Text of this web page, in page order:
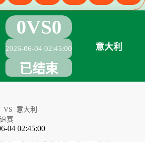
0VS0
2026-06-04 02:45:00
已结束
意大利
VS 意大利
赛
04 02:45:00